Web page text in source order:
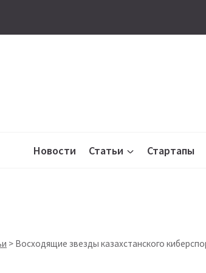
Новости Статьи Стартапы
> Восходящие звезды казахстанского